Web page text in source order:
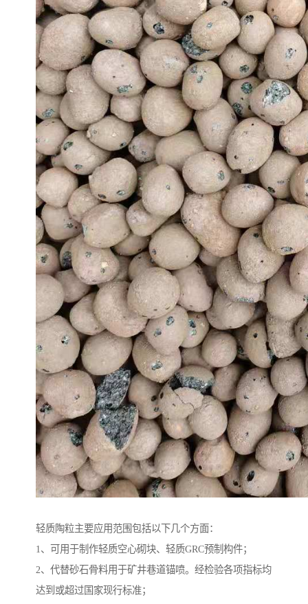
轻质陶粒主要应用范围包括以下几个方面：
1、可用于制作轻质空心砌块、轻质GRC预制构件；
2、代替砂石骨料用于矿井巷道锚喷。经检验各项指标均
达到或超过国家现行标准；